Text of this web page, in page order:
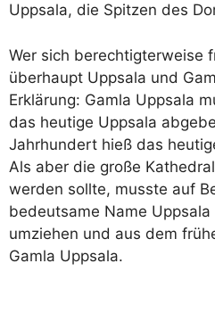
Uppsala, die Spitzen des
Wer sich berechtigterweise
überhaupt Uppsala und
Erklärung: Gamla Uppsala
das heutige Uppsala
Jahrhundert hieß das
Als aber die große
werden sollte, musste auf
bedeutsame Name
umziehen und aus dem
Gamla Uppsala.